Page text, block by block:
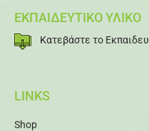
ΕΚΠΑΙΔΕΥΤΙΚΟ ΥΛΙΚΟ
Κατεβάστε το
LINKS
Shop